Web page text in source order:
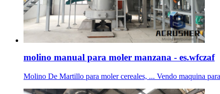
molino manual para moler manzana - es.wfczaf
Molino De Martillo para moler cereales, ... Vendo maquina